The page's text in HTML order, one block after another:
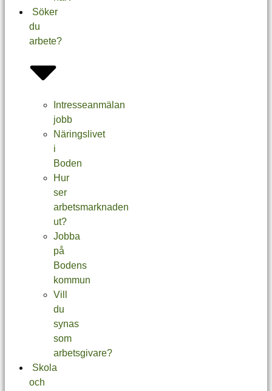
Söker
du
arbete?
Intresseanmälan
jobb
Näringslivet
i
Boden
Hur
ser
arbetsmarknaden
ut?
Jobba
på
Bodens
kommun
Vill
du
synas
som
arbetsgivare?
Skola
och